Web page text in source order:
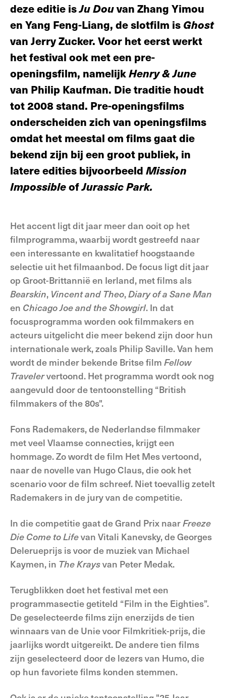
deze editie isJu Douvan Zhang Yimou
en Yang Feng-Liang, de slotfilm is Ghost
van Jerry Zucker. Voor het eerst werkt
het festival ook met een pre-
openingsfilm, namelijkHenry & June
van Philip Kaufman. Die traditie houdt
tot 2008 stand. Pre-openingsfilms
onderscheiden zich van openingsfilms
omdat het meestal om films gaat die
bekend zijn bij een groot publiek, in
latere edities bijvoorbeeld Mission
ImpossibleofJurassic Park.
Het accent ligt dit jaar meer dan ooit op het
filmprogramma, waarbij wordt gestreefd naar
een interessante en kwalitatief hoogstaande
selectie uit het filmaanbod. De focus ligt dit jaar
op Groot-Brittannië en Ierland, met films als
Bearskin, Vincent and Theo,Diary of a Sane Man
en Chicago Joe and the Showgirl. In dat
focusprogramma worden ook filmmakers en
acteurs uitgelicht die meer bekend zijn door hun
internationale werk, zoals Philip Saville. Van hem
wordt de minder bekende Britse film Fellow
Travelervertoond. Het programma wordt ook nog
aangevuld door de tentoonstelling “British
filmmakers of the 80s".
Fons Rademakers, de Nederlandse filmmaker
met veel Vlaamse connecties, krijgt een
hommage. Zo wordt de film Het Mes vertoond,
naar de novelle van Hugo Claus, die ook het
scenario voor de film schreef. Niet toevallig zetelt
Rademakers in de jury van de competitie.
In die competitie gaat de Grand Prix naarFreeze
Die Come to Lifevan Vitali Kanevsky, de Georges
Delerueprijs is voor de muziek van Michael
Kaymen, in The Kraysvan Peter Medak.
Terugblikken doet het festival met een
programmasectie getiteld “Film in the Eighties”.
De geselecteerde films zijn enerzijds de tien
winnaars van de Unie voor Filmkritiek-prijs, die
jaarlijks wordt uitgereikt. De andere tien films
zijn geselecteerd door de lezers van Humo, die
op hun favoriete films konden stemmen.